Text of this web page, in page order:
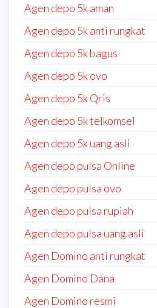
Agen depo 5k aman
Agen depo 5k anti rungkat
Agen depo 5k bagus
Agen depo 5k ovo
Agen depo 5k Qris
Agen depo 5k telkomsel
Agen depo 5k uang asli
Agen depo pulsa Online
Agen depo pulsa ovo
Agen depo pulsa rupiah
Agen depo pulsa uang asli
Agen Domino anti rungkat
Agen Domino Dana
Agen Domino resmi